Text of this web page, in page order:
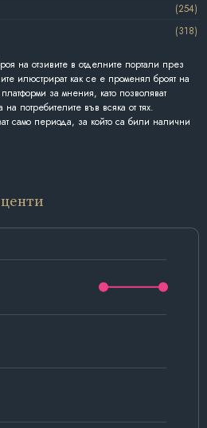
(254)
(318)
на отзивите в отделните портали през
илюстрират как се е променял броят на
за мнения, като позволяват
потребителите във всяка от тях.
само периода, за който са били налични